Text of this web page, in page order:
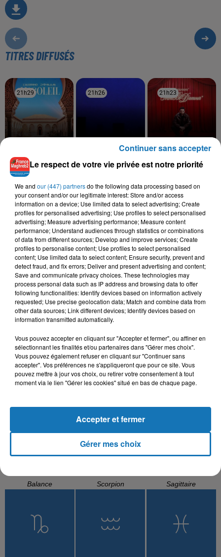
TITRES DIFFUSÉS
21h29
21h29
LALGERINO, JOSAS
Au Soleil
21h26
21h26
Minuit Daprès
21h23
21h23
Mon Bb D'amour
L'HOROSCOPE
Bélier Taureau
Balance Scorpion Sagittaire
Le respect de votre vie privée est notre priorité
We and our (447) partnersdo the following data processing based on
your consent and/or our legitimate interest: Store and/or access
information on a device; Use limited data to select advertising; Create
profiles for personalised advertising; Use profiles to select personalised
advertising; Measure advertising performance; Measure content
performance; Understand audiences through statistics or combinations
of data from different sources; Develop and improve services; Create
profiles to personalise content; Use profiles to select personalised
content; Use limited data to select content; Ensure security, prevent and
detect fraud, and fix errors; Deliver and present advertising and content;
Save and communicate privacy choices. These technologies may
process personal data such as IP address and browsing data to offer
following functionalities: Identify devices based on information actively
requested; Use precise geolocation data; Match and combine data from
other data sources; Link different devices; Identify devices based on
information transmitted automatically.
Vous pouvez accepter en cliquant sur "Accepter et fermer", ou affiner en
sélectionnant les finalités et/ou partenaires dans "Gérer mes choix".
Vous pouvez également refuser en cliquant sur "Continuer sans
accepter". Vos préférences ne s'appliqueront que pour ce site. Vous
pouvez mettre à jour vos choix, ou retirer votre consentement à tout
moment via le lien "Gérer les cookies" situé en bas de chaque page.
Gérer mes choix
Accepter et fermer
Continuer sans accepter